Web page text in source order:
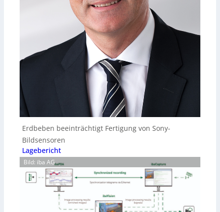
Erdbeben beeinträchtigt Fertigung von Sony-
Bildsensoren
Lagebericht
Bild: iba AG